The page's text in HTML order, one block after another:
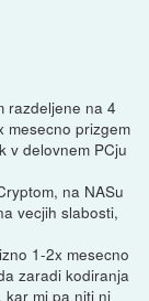
razdeljene na 4
mesecno prizgem
v delovnem PCju
na NASu
vecjih slabosti,
1-2x mesecno
zaradi kodiranja
kar mi pa niti ni